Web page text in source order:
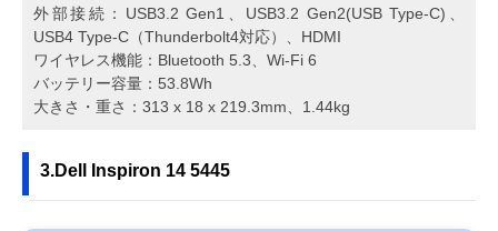
外部接続：USB3.2 Gen1、USB3.2 Gen2(USB Type-C)、
USB4 Type-C（Thunderbolt4対応）、HDMI
ワイヤレス機能：Bluetooth 5.3、Wi-Fi 6
バッテリー容量：53.8Wh
大きさ・重さ：313 x 18 x 219.3mm、1.44kg
3.Dell Inspiron 14 5445